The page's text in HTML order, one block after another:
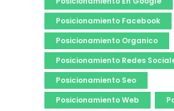
Posicionamiento Facebook
Posicionamiento Organico
Posicionamiento Redes
Posicionamiento Seo
Posicionamiento Web